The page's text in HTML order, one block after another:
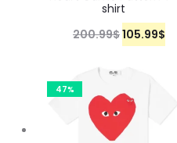
shirt
200.99$105.99$
47%